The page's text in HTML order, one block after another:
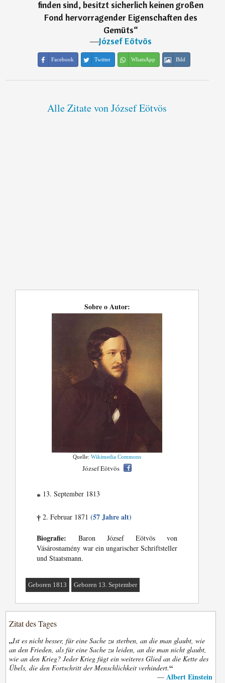
finden sind, besitzt sicherlich keinen großen
Fond hervorragender Eigenschaften des
Gemüts“
―József Eötvös
Facebook Twitter WhatsApp Bild
Alle Zitate von József Eötvös
Sobre o Autor:
Quelle:Wikimedia Commons
József Eötvös
* 13. September 1813
† 2. Februar 1871(57 Jahre alt)
Biografie: Baron József Eötvös von
Vásárosnamény war ein ungarischer Schriftsteller
und Staatsmann.
Geboren 1813 Geboren 13. September
Zitat des Tages
„Ist es nicht besser, für eine Sache zu sterben, an die man glaubt, wie
an den Frieden, als für eine Sache zu leiden, an die man nicht glaubt,
wie an den Krieg? Jeder Krieg fügt ein weiteres Glied an die Kette des
Übels, die den Fortschritt der Menschlichkeit verhindert.“
— Albert Einstein